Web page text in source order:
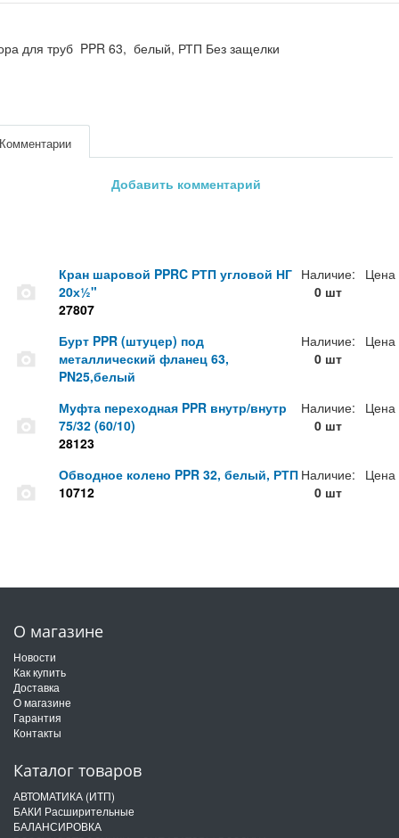
для труб PPR 63, белый, РТП Без защелки
Добавить комментарий
Кран шаровой PPRC РТП угловой НГ
20х½"
27807
Наличие:
0 шт
Цена
Бурт PPR (штуцер) под
металлический фланец 63,
PN25,белый
Наличие:
0 шт
Цена
Муфта переходная PPR внутр/внутр
75/32 (60/10)
28123
Наличие:
0 шт
Цена
Обводное колено PPR 32, белый, РТП
10712
Наличие:
0 шт
Цена
О магазине
Новости
Как купить
Доставка
О магазине
Гарантия
Контакты
Каталог товаров
АВТОМАТИКА (ИТП)
БАКИ Расширительные
БАЛАНСИРОВКА